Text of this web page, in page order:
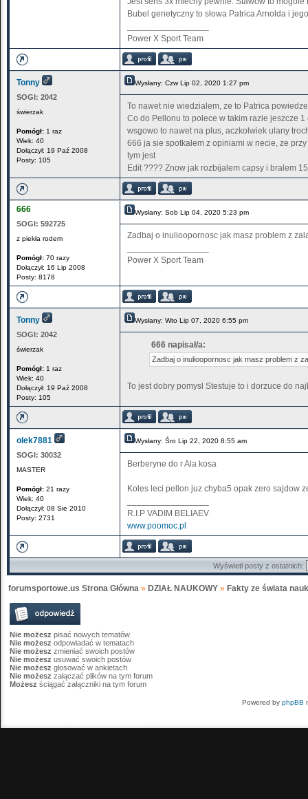
Bubel genetyczny to słowa Patrica Arnolda i
Power X Sport Team
Tonny
SOGI: 2042
świerzak
Pomógł: 1 raz
Wiek: 40
Dołączył: 19 Paź 2008
Posty: 105
Wysłany: Czw Lip 02, 2020 1:27 pm
To nawet nie wiedzialem, ze to Patrica
Co do Pellonu to polece w takim razie jeszcze
wsgowo to nawet na plus, aczkolwiek ulany
666 ja sie spotkalem z opiniami w necie, ze
tym jest
Edit ???? Znow jak rozbijalem capsy i bralem
666
SOGI: 592725
z piekła rodem
Pomógł: 70 razy
Dołączył: 16 Lip 2008
Posty: 8178
Wysłany: Sob Lip 04, 2020 5:23 pm
Zadbaj o inulioopornosc jak masz problem z
Power X Sport Team
Tonny
SOGI: 2042
świerzak
Pomógł: 1 raz
Wiek: 40
Dołączył: 19 Paź 2008
Posty: 105
Wysłany: Wto Lip 07, 2020 6:55 pm
666 napisał/a:
Zadbaj o inulioopornosc jak masz problem z
To jest dobry pomysl Stestuje to i dorzuce do
olek7881
SOGI: 30032
MASTER
Pomógł: 21 razy
Wiek: 40
Dołączył: 08 Sie 2010
Posty: 2731
Wysłany: Śro Lip 22, 2020 8:55 am
Berberyne do r Ala kosa
Koles leci pellon juz chyba5 opak zero sajdow
R.I.P VADIM BELIAEV
www.poomoc.pl
Wyświetl posty z ostatnich:
forumsportowe.us Strona Główna » DZIAŁ NAUKOWY » Fakty ze świata
Nie możesz pisać nowych tematów
Nie możesz odpowiadać w tematach
Nie możesz zmieniać swoich postów
Nie możesz usuwać swoich postów
Nie możesz głosować w ankietach
Nie możesz załączać plików na tym forum
Możesz ściągać załączniki na tym forum
Powered by phpBB